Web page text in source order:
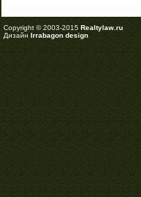
Copyright © 2003-2015 Realtylaw.ru
Дизайн Irrabagon design